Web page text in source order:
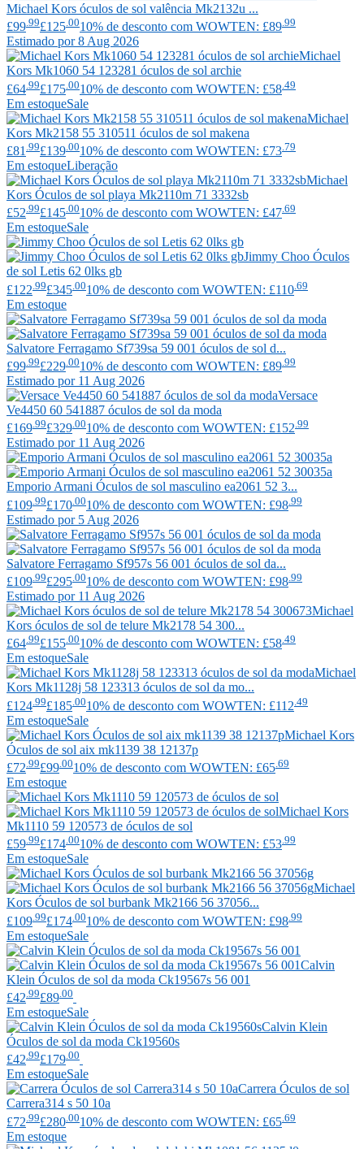
Michael Kors óculos de sol valência Mk2132u ...
£99 .99£125 .0010% de desconto com WOWTEN: £89 .99
Estimado por 8 Aug 2026
Michael
Kors Mk1060 54 123281 óculos de sol archie
£64 .99£175 .0010% de desconto com WOWTEN: £58 .49
Em estoqueSale
Michael
Kors Mk2158 55 310511 óculos de sol makena
£81 .99£139 .0010% de desconto com WOWTEN: £73 .79
Em estoqueLiberação
Michael
Kors Óculos de sol playa Mk2110m 71 3332sb
£52 .99£145 .0010% de desconto com WOWTEN: £47 .69
Em estoqueSale
Jimmy Choo Óculos
de sol Letis 62 0lks gb
£122 .99£345 .0010% de desconto com WOWTEN: £110 .69
Em estoque
Salvatore Ferragamo Sf739sa 59 001 óculos de sol d...
£99 .99£229 .0010% de desconto com WOWTEN: £89 .99
Estimado por 11 Aug 2026
Versace
Ve4450 60 541887 óculos de sol da moda
£169 .99£329 .0010% de desconto com WOWTEN: £152 .99
Estimado por 11 Aug 2026
Emporio Armani Óculos de sol masculino ea2061 52 3...
£109 .99£170 .0010% de desconto com WOWTEN: £98 .99
Estimado por 5 Aug 2026
Salvatore Ferragamo Sf957s 56 001 óculos de sol da...
£109 .99£295 .0010% de desconto com WOWTEN: £98 .99
Estimado por 11 Aug 2026
Michael
Kors óculos de sol de telure Mk2178 54 300...
£64 .99£155 .0010% de desconto com WOWTEN: £58 .49
Em estoqueSale
Michael
Kors Mk1128j 58 123313 óculos de sol da mo...
£124 .99£185 .0010% de desconto com WOWTEN: £112 .49
Em estoqueSale
Michael Kors
Óculos de sol aix mk1139 38 12137p
£72 .99£99 .0010% de desconto com WOWTEN: £65 .69
Em estoque
Michael Kors
Mk1110 59 120573 de óculos de sol
£59 .99£174 .0010% de desconto com WOWTEN: £53 .99
Em estoqueSale
Michael
Kors Óculos de sol burbank Mk2166 56 37056...
£109 .99£174 .0010% de desconto com WOWTEN: £98 .99
Em estoqueSale
Calvin
Klein Óculos de sol da moda Ck19567s 56 001
£42 .99£89 .00
Em estoqueSale
Calvin Klein
Óculos de sol da moda Ck19560s
£42 .99£179 .00
Em estoqueSale
Carrera Óculos de sol
Carrera314 s 50 10a
£72 .99£280 .0010% de desconto com WOWTEN: £65 .69
Em estoque